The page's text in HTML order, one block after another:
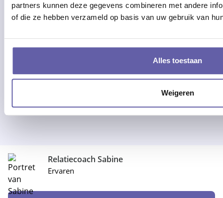
partners kunnen deze gegevens combineren met andere
of die ze hebben verzameld op basis van uw gebruik van
Alles toestaan
Weigeren
Relatiecoach Sabine
Ervaren